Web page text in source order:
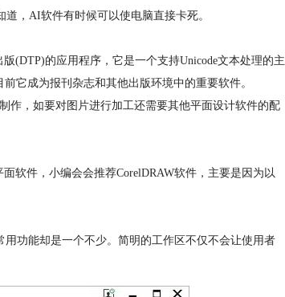
，AI软件有时候可以使电脑直接卡死。
(DTP)的应用程序，它是一个支持Unicode文本处理的主
它成为报刊杂志和其他出版环境中的重要软件。
作，如要对图片进行加工还需要其他平面设计软件的配
软件，小编会会推荐CorelDRAW软件，主要是因为以
功能却是一个不少。简明的工作区不仅不会让使用者